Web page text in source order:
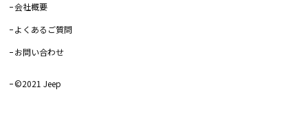
会社概要
よくあるご質問
お問い合わせ
©2021 Jeep